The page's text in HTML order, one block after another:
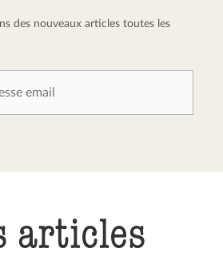
des nouveaux articles toutes les
articles